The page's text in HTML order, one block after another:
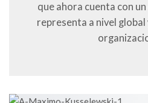
que ahora cuenta con
representa a nivel